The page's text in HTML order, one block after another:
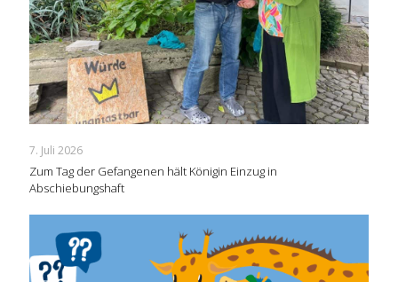
7. Juli 2026
Zum Tag der Gefangenen hält Königin Einzug in
Abschiebungshaft